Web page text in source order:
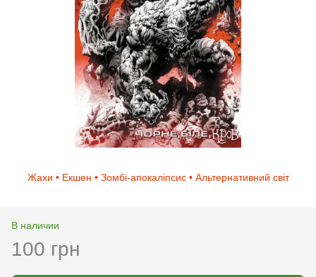
Жахи • Екшен • Зомбі-апокаліпсис • Альтернативний світ
В наличии
100 грн